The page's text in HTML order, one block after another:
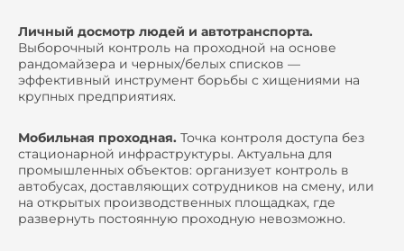
Личный досмотр людей и автотранспорта.
Выборочный контроль на проходной на основе
рандомайзера и черных/белых списков —
эффективный инструмент борьбы с хищениями на
крупных предприятиях.
Мобильная проходная. Точка контроля доступа без
стационарной инфраструктуры. Актуальна для
промышленных объектов: организует контроль в
автобусах, доставляющих сотрудников на смену, или
на открытых производственных площадках, где
развернуть постоянную проходную невозможно.